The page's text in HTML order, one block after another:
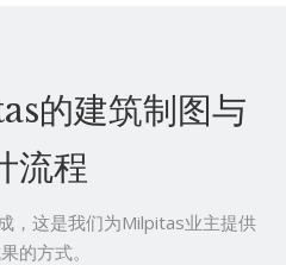
的建筑制图与
流程
，这是我们为Milpitas业主提供
的方式。